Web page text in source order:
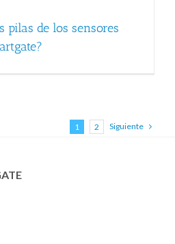
pilas de los sensores
1 2 Siguiente